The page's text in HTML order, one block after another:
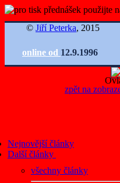
© Jiří Peterka, 2015
online od 12.9.1996
Nejnovější články
Další články
všechny články
zpět na